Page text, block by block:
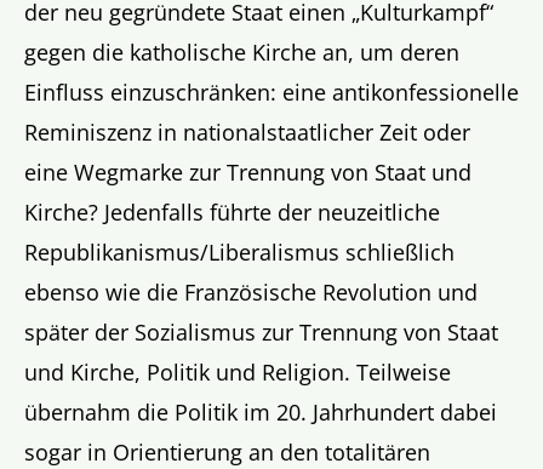
der neu gegründete Staat einen „Kulturkampf“
gegen die katholische Kirche an, um deren
Einfluss einzuschränken: eine antikonfessionelle
Reminiszenz in nationalstaatlicher Zeit oder
eine Wegmarke zur Trennung von Staat und
Kirche? Jedenfalls führte der neuzeitliche
Republikanismus/Liberalismus schließlich
ebenso wie die Französische Revolution und
später der Sozialismus zur Trennung von Staat
und Kirche, Politik und Religion. Teilweise
übernahm die Politik im 20. Jahrhundert dabei
sogar in Orientierung an den totalitären